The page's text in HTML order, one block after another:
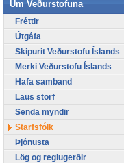
Um Veðurstofuna
Fréttir
Útgáfa
Skipurit Veðurstofu Íslands
Merki Veðurstofu Íslands
Hafa samband
Laus störf
Senda myndir
Starfsfólk
Þjónusta
Lög og reglugerðir